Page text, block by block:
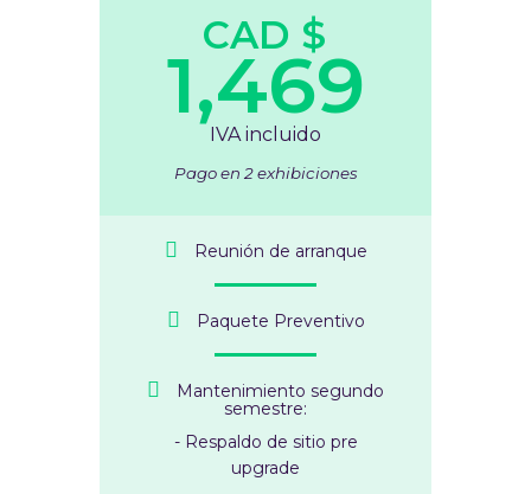
CAD $
1,469
IVA incluido
Pago en 2 exhibiciones
Reunión de arranque
Paquete Preventivo
Mantenimiento segundo
semestre:
- Respaldo de sitio pre
upgrade